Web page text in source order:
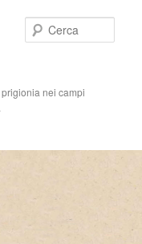
nei campi